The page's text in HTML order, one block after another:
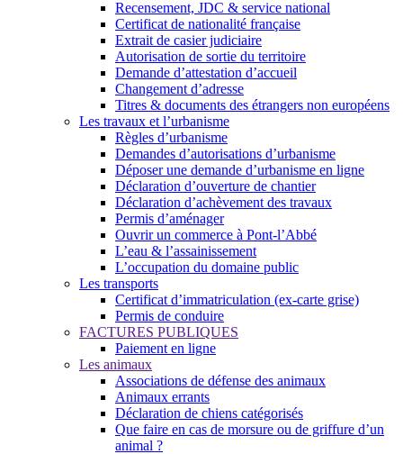
Recensement, JDC & service national
Certificat de nationalité française
Extrait de casier judiciaire
Autorisation de sortie du territoire
Demande d’attestation d’accueil
Changement d’adresse
Titres & documents des étrangers non européens
Les travaux et l’urbanisme
Règles d’urbanisme
Demandes d’autorisations d’urbanisme
Déposer une demande d’urbanisme en ligne
Déclaration d’ouverture de chantier
Déclaration d’achèvement des travaux
Permis d’aménager
Ouvrir un commerce à Pont-l’Abbé
L’eau & l’assainissement
L’occupation du domaine public
Les transports
Certificat d’immatriculation (ex-carte grise)
Permis de conduire
FACTURES PUBLIQUES
Paiement en ligne
Les animaux
Associations de défense des animaux
Animaux errants
Déclaration de chiens catégorisés
Que faire en cas de morsure ou de griffure d’un
animal ?